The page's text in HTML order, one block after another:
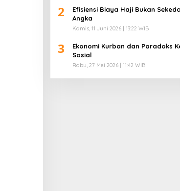
2
Efisiensi Biaya Haji Bukan
Angka
Kamis, 11 Juni 2026 | 13:22 WIB
3
Ekonomi Kurban dan Paradoks
Sosial
Rabu, 27 Mei 2026 | 11:42 WIB